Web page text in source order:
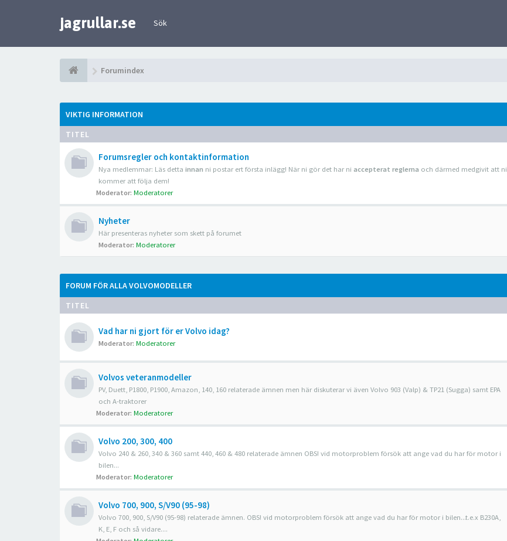
jagrullar.se Sök
Forumindex
VIKTIG INFORMATION
TITEL
Forumsregler och kontaktinformation
Nya medlemmar: Läs detta innan ni postar ert första inlägg! När ni gör det har ni accepterat reglerna och därmed medgivit att ni
kommer att följa dem!
Moderator: Moderatorer
Nyheter
Här presenteras nyheter som skett på forumet
Moderator: Moderatorer
FORUM FÖR ALLA VOLVOMODELLER
TITEL
Vad har ni gjort för er Volvo idag?
Moderator: Moderatorer
Volvos veteranmodeller
PV, Duett, P1800, P1900, Amazon, 140, 160 relaterade ämnen men här diskuterar vi även Volvo 903 (Valp) & TP21 (Sugga) samt EPA
och A-traktorer
Moderator: Moderatorer
Volvo 200, 300, 400
Volvo 240 & 260, 340 & 360 samt 440, 460 & 480 relaterade ämnen OBS! vid motorproblem försök att ange vad du har för motor i
bilen...
Moderator: Moderatorer
Volvo 700, 900, S/V90 (95-98)
Volvo 700, 900, S/V90 (95-98) relaterade ämnen. OBS! vid motorproblem försök att ange vad du har för motor i bilen...t.e.x B230A,
K, E, F och så vidare....